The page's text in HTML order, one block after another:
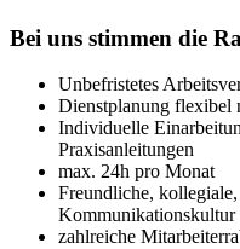
Bei uns stimmen die
Unbefristetes
Dienstplanung flexibel
Individuelle
Praxisanleitungen
max. 24h pro Monat
Freundliche,
Kommunikationskultur
zahlreiche